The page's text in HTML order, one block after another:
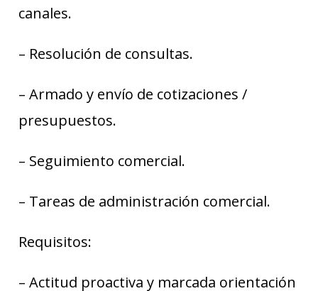
canales.
– Resolución de consultas.
– Armado y envío de cotizaciones /
presupuestos.
– Seguimiento comercial.
– Tareas de administración comercial.
Requisitos:
– Actitud proactiva y marcada orientación